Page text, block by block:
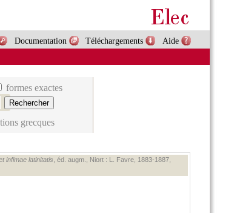
Aide
Téléchargements
Documentation
formes exactes
grecques
infimae latinitatis , éd. augm., Niort : L. Favre, 1883‑1887,